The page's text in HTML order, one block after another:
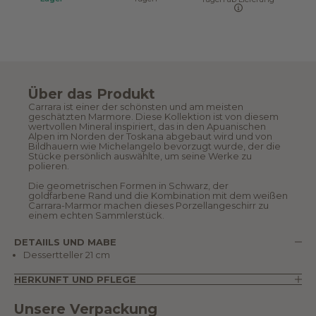
Über das Produkt
Carrara ist einer der schönsten und am meisten
geschätzten Marmore. Diese Kollektion ist von diesem
wertvollen Mineral inspiriert, das in den Apuanischen
Alpen im Norden der Toskana abgebaut wird und von
Bildhauern wie Michelangelo bevorzugt wurde, der die
Stücke persönlich auswählte, um seine Werke zu
polieren.
Die geometrischen Formen in Schwarz, der
goldfarbene Rand und die Kombination mit dem weißen
Carrara-Marmor machen dieses Porzellangeschirr zu
einem echten Sammlerstück.
DETAIILS UND MABE
Dessertteller 21 cm
HERKUNFT UND PFLEGE
Unsere Verpackung